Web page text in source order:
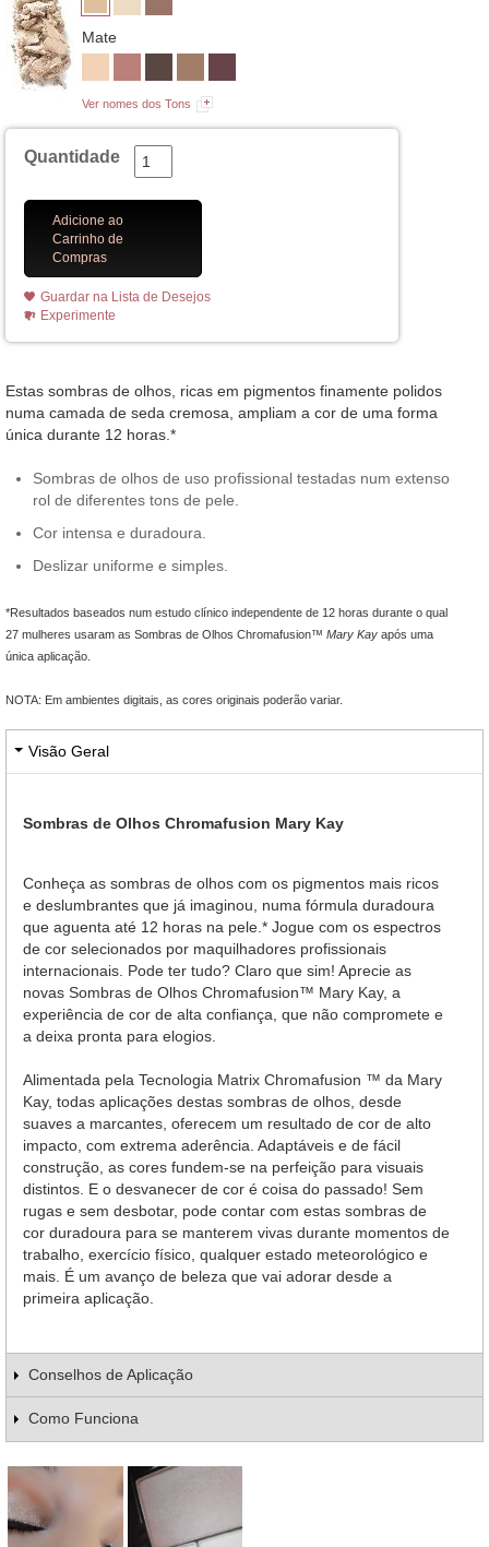
Mate
Ver nomes dos Tons
Quantidade
Adicione ao
Carrinho de
Compras
Guardar na Lista de Desejos
Experimente
Estas sombras de olhos, ricas em pigmentos finamente polidos
numa camada de seda cremosa, ampliam a cor de uma forma
única durante 12 horas.*
Sombras de olhos de uso profissional testadas num extenso
rol de diferentes tons de pele.
Cor intensa e duradoura.
Deslizar uniforme e simples.
*Resultados baseados num estudo clínico independente de 12 horas durante o qual
27 mulheres usaram as Sombras de Olhos Chromafusion™ Mary Kay após uma
única aplicação.
NOTA: Em ambientes digitais, as cores originais poderão variar.
Visão Geral
Sombras de Olhos Chromafusion Mary Kay
Conheça as sombras de olhos com os pigmentos mais ricos
e deslumbrantes que já imaginou, numa fórmula duradoura
que aguenta até 12 horas na pele.* Jogue com os espectros
de cor selecionados por maquilhadores profissionais
internacionais. Pode ter tudo? Claro que sim! Aprecie as
novas Sombras de Olhos Chromafusion™ Mary Kay, a
experiência de cor de alta confiança, que não compromete e
a deixa pronta para elogios.
Alimentada pela Tecnologia Matrix Chromafusion ™ da Mary
Kay, todas aplicações destas sombras de olhos, desde
suaves a marcantes, oferecem um resultado de cor de alto
impacto, com extrema aderência. Adaptáveis e de fácil
construção, as cores fundem-se na perfeição para visuais
distintos. E o desvanecer de cor é coisa do passado! Sem
rugas e sem desbotar, pode contar com estas sombras de
cor duradoura para se manterem vivas durante momentos de
trabalho, exercício físico, qualquer estado meteorológico e
mais. É um avanço de beleza que vai adorar desde a
primeira aplicação.
Conselhos de Aplicação
Como Funciona